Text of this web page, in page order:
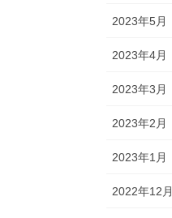
2023年5月
2023年4月
2023年3月
2023年2月
2023年1月
2022年12月